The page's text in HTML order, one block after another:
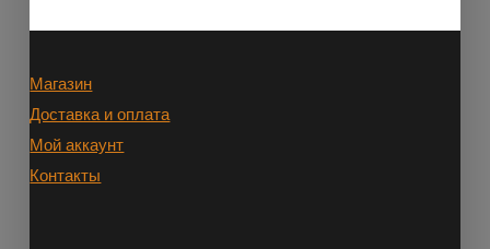
Магазин
Доставка и оплата
Мой аккаунт
Контакты